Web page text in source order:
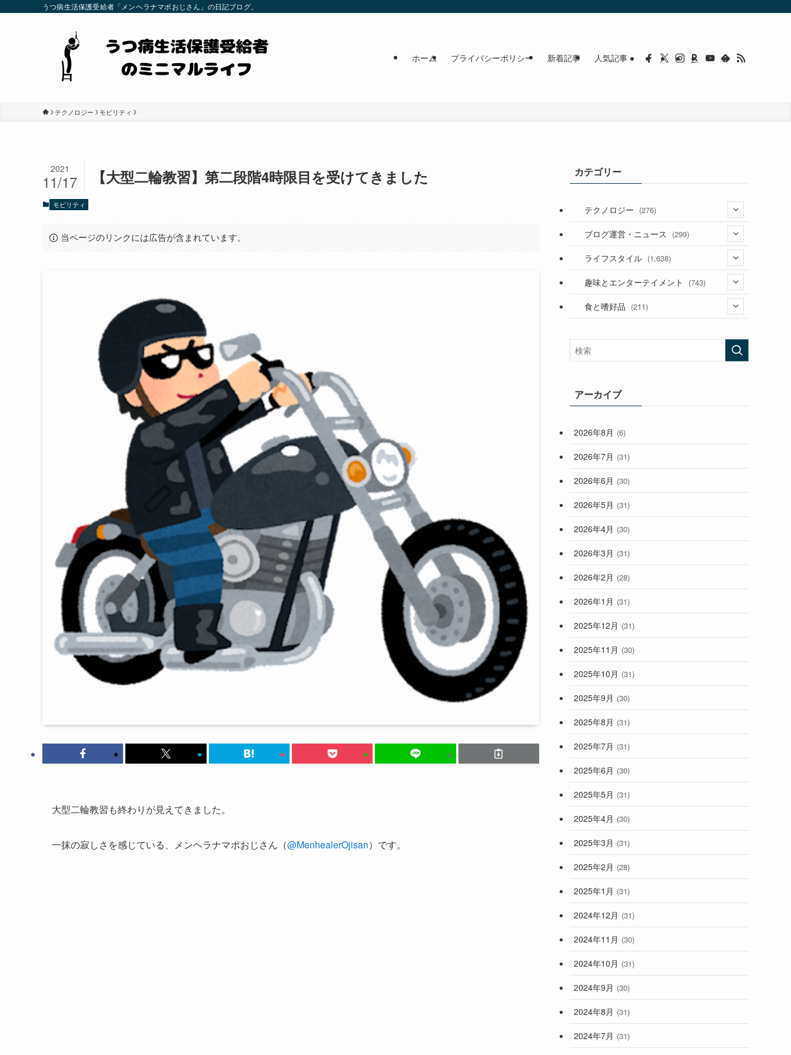
うつ病生活保護受給者「メンヘラナマポおじさん」の日記ブログ。
ホーム プライバシーポリシー 新着記事 人気記事
テクノロジー モビリティ
【大型二輪教習】第二段階4時限目を受けてきました
2021
11/17
モビリティ
当ページのリンクには広告が含まれています。
大型二輪教習も終わりが見えてきました。
一抹の寂しさを感じている、メンヘラナマポおじさん（@MenhealerOjisan）です。
カテゴリー
テクノロジー (276)
(36)
(187)
(53)
ブログ運営・ニュース (299)
(118)
(181)
ライフスタイル (1,638)
(394)
(282)
(33)
(248)
趣味とエンターテイメント (743)
(56)
(473)
食と嗜好品 (211)
アーカイブ
2026年8月 (6)
2026年7月 (31)
2026年6月 (30)
2026年5月 (31)
2026年4月 (30)
2026年3月 (31)
2026年2月 (28)
2026年1月 (31)
2025年12月 (31)
2025年11月 (30)
2025年10月 (31)
2025年9月 (30)
2025年8月 (31)
2025年7月 (31)
2025年6月 (30)
2025年5月 (31)
2025年4月 (30)
2025年3月 (31)
2025年2月 (28)
2025年1月 (31)
2024年12月 (31)
2024年11月 (30)
2024年10月 (31)
2024年9月 (30)
2024年8月 (31)
2024年7月 (31)